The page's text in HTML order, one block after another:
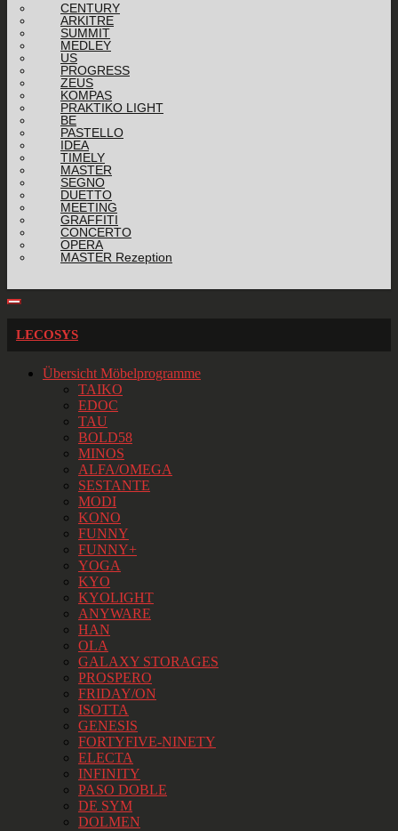
CENTURY
ARKITRE
SUMMIT
MEDLEY
US
PROGRESS
ZEUS
KOMPAS
PRAKTIKO LIGHT
BE
PASTELLO
IDEA
TIMELY
MASTER
SEGNO
DUETTO
MEETING
GRAFFITI
CONCERTO
OPERA
MASTER Rezeption
LECOSYS
Übersicht Möbelprogramme
TAIKO
EDOC
TAU
BOLD58
MINOS
ALFA/OMEGA
SESTANTE
MODI
KONO
FUNNY
FUNNY+
YOGA
KYO
KYOLIGHT
ANYWARE
HAN
OLA
GALAXY STORAGES
PROSPERO
FRIDAY/ON
ISOTTA
GENESIS
FORTYFIVE-NINETY
ELECTA
INFINITY
PASO DOBLE
DE SYM
DOLMEN